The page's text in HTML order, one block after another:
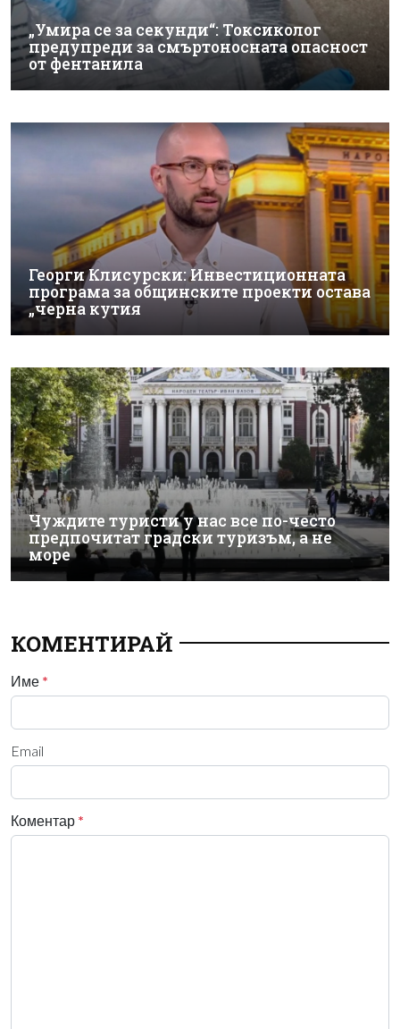
„Умира се за секунди“: Токсиколог
предупреди за смъртоносната опасност
от фентанила
Георги Клисурски: Инвестиционната
програма за общинските проекти остава
„черна кутия
Чуждите туристи у нас все по-често
предпочитат градски туризъм, а не
море
КОМЕНТИРАЙ
Име *
Email
Коментар *